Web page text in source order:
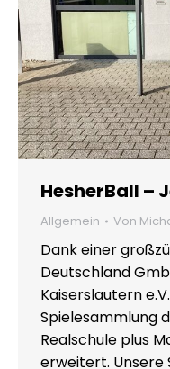
HesherBall –
Allgemein Von
Dank einer
Deutschland
Kaiserslautern
Spielesammlung
Realschule plus
erweitert. Unsere